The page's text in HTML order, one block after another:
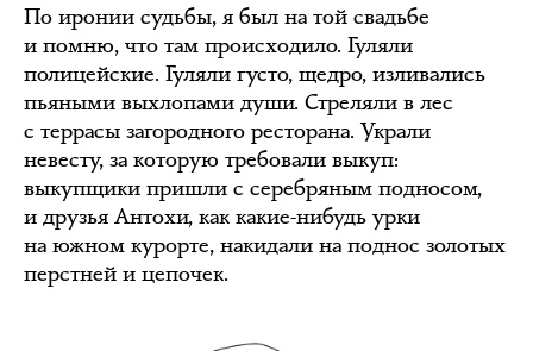
По иронии судьбы, я был на той свадьбе
и помню, что там происходило. Гуляли
полицейские. Гуляли густо, щедро, изливались
пьяными выхлопами души. Стреляли в лес
с террасы загородного ресторана. Украли
невесту, за которую требовали выкуп:
выкупщики пришли с серебряным подносом,
и друзья Антохи, как какие-нибудь урки
на южном курорте, накидали на поднос золотых
перстней и цепочек.